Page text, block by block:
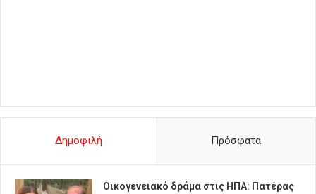
Δημοφιλή Πρόσφατα
Οικογενειακό δράμα στις ΗΠΑ: Πατέρας